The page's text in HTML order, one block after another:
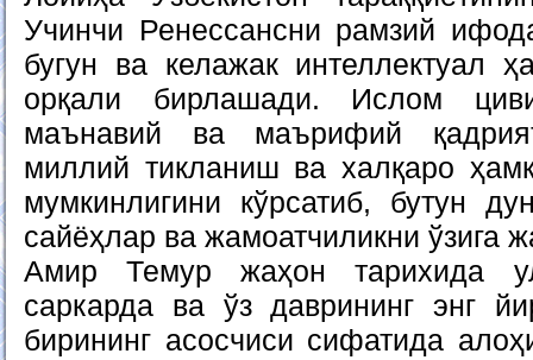
Учинчи Ренессансни рамзий
бугун ва келажак интеллектуал
орқали бирлашади. Ислом
маънавий ва маърифий
миллий тикланиш ва халқаро
мумкинлигини кўрсатиб, бутун
сайёҳлар ва жамоатчиликни ўзига
Амир Темур жаҳон тарихида
саркарда ва ўз даврининг энг
бирининг асосчиси сифатида